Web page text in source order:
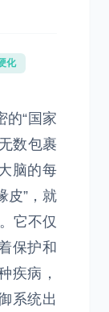
化
的“国家
数包裹
脑的每
皮”，就
它不仅
保护和
疾病，
系统出